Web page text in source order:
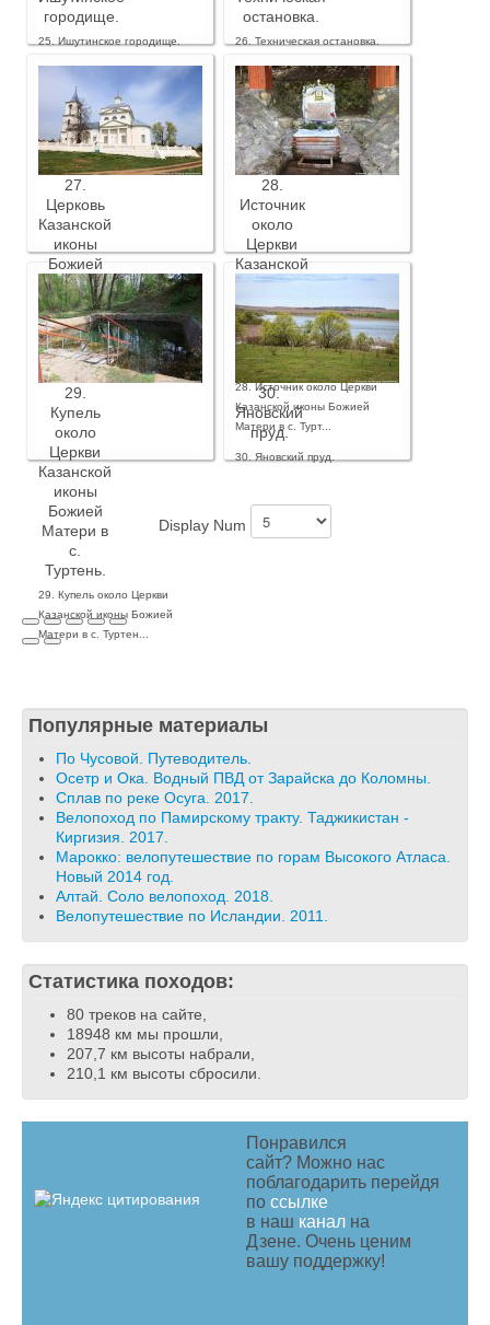
городище.
25. Ишутинское городище.
остановка.
26. Техническая остановка.
27.
Церковь
Казанской
иконы
Божией
Матери в
с.
Туртень.
27. Церковь Казанской иконы
Божией Матери в с. Туртень.
28.
Источник
около
Церкви
Казанской
иконы
Божией
Матери в
с.
Туртень.
28. Источник около Церкви
Казанской иконы Божией
Матери в с. Турт...
29.
Купель
около
Церкви
Казанской
иконы
Божией
Матери в
с.
Туртень.
29. Купель около Церкви
Казанской иконы Божией
Матери в с. Туртен...
30.
Яновский
пруд.
30. Яновский пруд.
Display Num
Популярные материалы
По Чусовой. Путеводитель.
Осетр и Ока. Водный ПВД от Зарайска до Коломны.
Сплав по реке Осуга. 2017.
Велопоход по Памирскому тракту. Таджикистан -
Киргизия. 2017.
Марокко: велопутешествие по горам Высокого Атласа.
Новый 2014 год.
Алтай. Соло велопоход. 2018.
Велопутешествие по Исландии. 2011.
Статистика походов:
80 треков на сайте,
18948 км мы прошли,
207,7 км высоты набрали,
210,1 км высоты сбросили.
Понравился
сайт? Можно нас
поблагодарить перейдя
по ссылке
в наш канал на
Дзене. Очень ценим
вашу поддержку!